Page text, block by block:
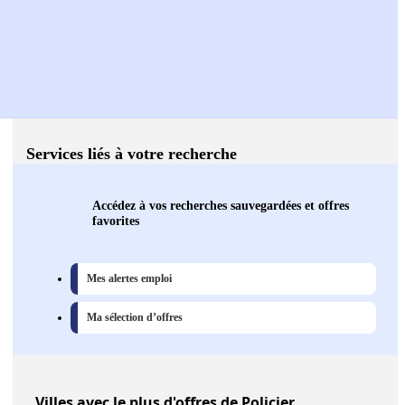
Services liés à votre recherche
Accédez à vos recherches sauvegardées et offres
favorites
Mes alertes emploi
Ma sélection d’offres